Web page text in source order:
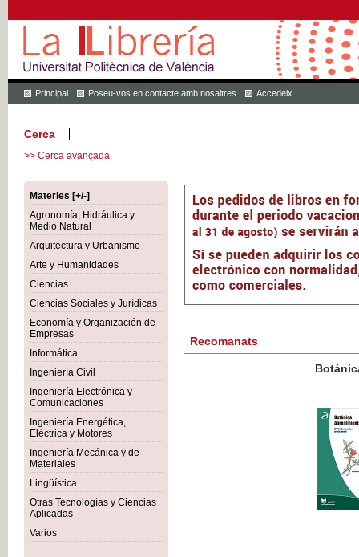
Principal Poseu-vos en contacte amb nosaltres Accedeix
Cerca
>> Cerca avançada
Materies [+/-]
Agronomía, Hidráulica y
Medio Natural
Arquitectura y Urbanismo
Arte y Humanidades
Ciencias
Ciencias Sociales y Jurídicas
Economía y Organización de
Empresas
Informática
Ingeniería Civil
Ingeniería Electrónica y
Comunicaciones
Ingeniería Energética,
Eléctrica y Motores
Ingeniería Mecánica y de
Materiales
Lingüística
Otras Tecnologías y Ciencias
Aplicadas
Varios
Recomanats
Botánica Agroalimentaria
IVA